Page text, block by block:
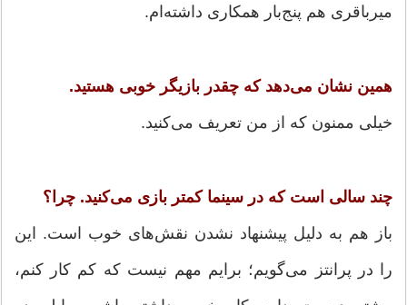
میرباقری هم پنج‌بار همکاری داشته‌ام.
همین نشان می‌دهد که چقدر بازیگر خوبی هستید.
خیلی ممنون که از من تعریف می‌کنید.
چند سالی است که در سینما کمتر بازی می‌کنید. چرا؟
باز هم به دلیل پیشنهاد نشدن نقش‌های خوب است. این
را در پرانتز می‌گویم؛ برایم مهم نیست که کم کار کنم،